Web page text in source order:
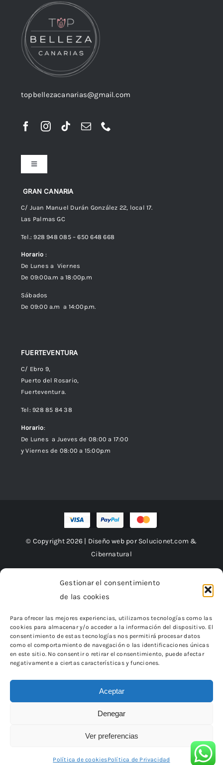
Gestionar el consentimiento
de las cookies
Para ofrecer las mejores experiencias, utilizamos tecnologías como las
cookies para almacenar y/o acceder a la información del dispositivo. El
consentimiento de estas tecnologías nos permitirá procesar datos
como el comportamiento de navegación o las identificaciones únicas
en este sitio. No consentir o retirar el consentimiento, puede afectar
negativamente a ciertas características y funciones.
Aceptar
Denegar
Ver preferencias
Política de cookiesPolítica de Privacidad
topbellezacanarias@gmail.com
GRAN CANARIA
C/ Juan Manuel Durán González 22, local 17.
Las Palmas GC
Tel.: 928 948 085 – 650 648 668
Horario :
De Lunes a Viernes
De 09:00a.m a 18:00p.m
Sábados
De 09:00 a.m a 14:00p.m.
FUERTEVENTURA
C/ Ebro 9,
Puerto del Rosario,
Fuerteventura.
Tel: 928 85 84 38
Horario:
De Lunes a Jueves de 08:00 a 17:00
y Viernes de 08:00 a 15:00p.m
Toggle
Navigation
Preguntas frecuentes
Envíos
Política de Privacidad
© Copyright 2026 | Diseño web por Solucionet.com &
Cibernatural
«Financiado por la Unión Europea – NextGenerationEU.
y no reflejan necesariamente los de la Unión Europea o la Comisión
Europea.
consideradas responsables de las mismas»